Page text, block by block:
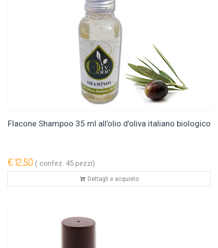
Flacone Shampoo 35 ml all’olio d’oliva italiano biologico
€ 12,50 ( confez. 45 pezzi)
Dettagli e acquisto